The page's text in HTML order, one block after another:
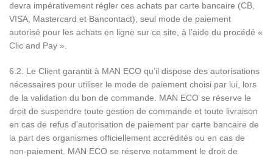
devra impérativement régler ces achats par carte bancaire (CB,
VISA, Mastercard et Bancontact), seul mode de paiement
autorisé pour les achats en ligne sur ce site, à l’aide du procédé «
Clic and Pay ».
6.2. Le Client garantit à MAN ECO qu’il dispose des autorisations
nécessaires pour utiliser le mode de paiement choisi par lui, lors
de la validation du bon de commande. MAN ECO se réserve le
droit de suspendre toute gestion de commande et toute livraison
en cas de refus d’autorisation de paiement par carte bancaire de
la part des organismes officiellement accrédités ou en cas de
non-paiement. MAN ECO se réserve notamment le droit de